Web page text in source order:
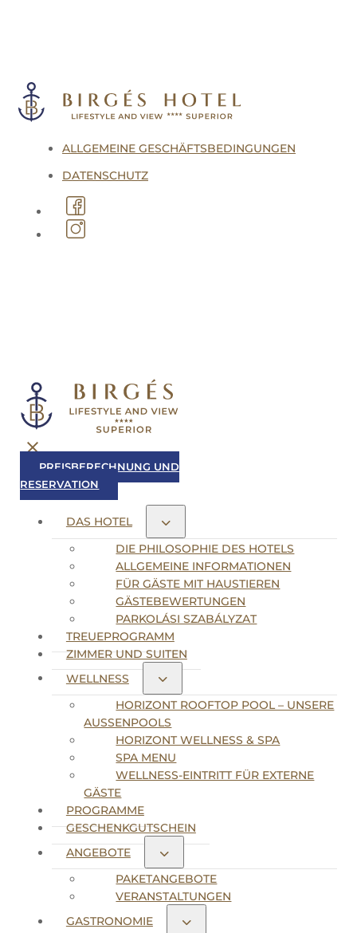
ALLGEMEINE GESCHÄFTSBEDINGUNGEN
DATENSCHUTZ
PREISBERECHNUNG UND
RESERVATION
DAS HOTEL
DIE PHILOSOPHIE DES HOTELS
ALLGEMEINE INFORMATIONEN
FÜR GÄSTE MIT HAUSTIEREN
GÄSTEBEWERTUNGEN
PARKOLÁSI SZABÁLYZAT
TREUEPROGRAMM
ZIMMER UND SUITEN
WELLNESS
HORIZONT ROOFTOP POOL – UNSERE
AUSSENPOOLS
HORIZONT WELLNESS & SPA
SPA MENU
WELLNESS-EINTRITT FÜR EXTERNE
GÄSTE
PROGRAMME
GESCHENKGUTSCHEIN
ANGEBOTE
PAKETANGEBOTE
VERANSTALTUNGEN
GASTRONOMIE